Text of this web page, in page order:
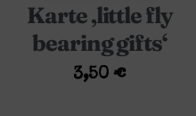
Karte ‚little fly
bearing gifts‘
3,50€